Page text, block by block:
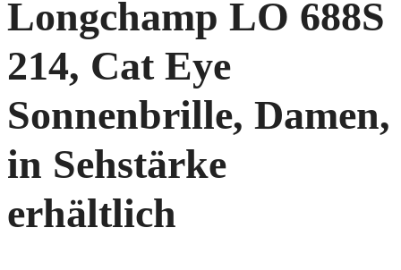
Longchamp LO 688S
214, Cat Eye
Sonnenbrille, Damen,
in Sehstärke
erhältlich